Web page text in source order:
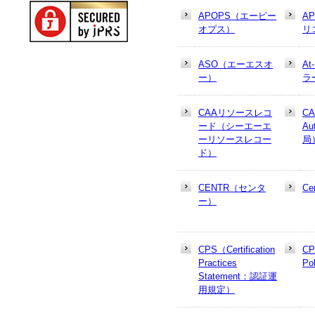
APOPS（エーピー
オプス）
リ
ASO（エーエスオ
ー）
ラ
CAAリソースレコ
ード（シーエーエ
ーリソースレコー
ド）
局
CENTR（センタ
ー）
CPS（Certification
Practices
Statement：認証運
用規定）